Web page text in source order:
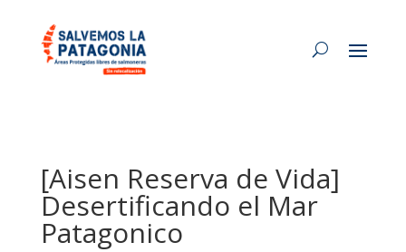
[Aisen Reserva de Vida]
Desertificando el Mar
Patagonico